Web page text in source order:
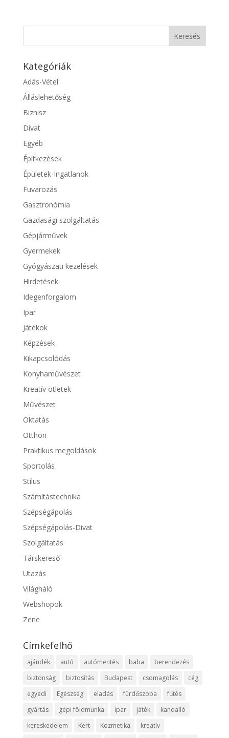
Kategóriák
Adás-Vétel
Álláslehetőség
Biznisz
Divat
Egyéb
Építkezések
Épületek-Ingatlanok
Fuvarozás
Gasztronómia
Gazdasági szolgáltatás
Gépjárművek
Gyermekek
Gyógyászati kezelések
Hirdetések
Idegenforgalom
Ipar
Játékok
Képzések
Kikapcsolódás
Konyhaművészet
Kreatív ötletek
Művészet
Oktatás
Otthon
Praktikus megoldások
Sportolás
Stílus
Számítástechnika
Szépségápolás
Szépségápolás-Divat
Szolgáltatás
Társkereső
Utazás
Világháló
Webshopok
Zene
Címkefelhő
ajándék autó autómentés baba
berendezés
biztonság
biztosítás Budapest csomagolás
cég
egyedi
Egészség eladás fürdőszoba
fűtés
gyártás
gépi földmunka ipar játék
kandalló
kereskedelem
Kert Kozmetika
kreatív